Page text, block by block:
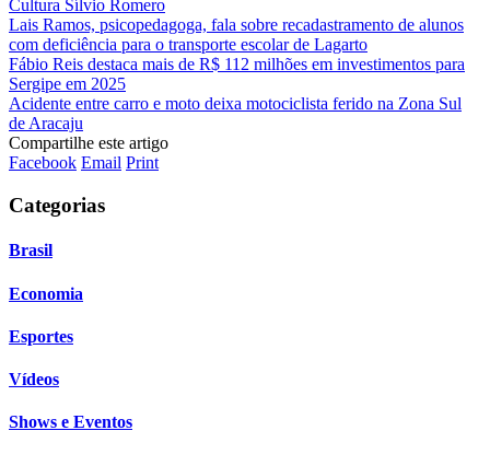
Cultura Sílvio Romero
Lais Ramos, psicopedagoga, fala sobre recadastramento de alunos
com deficiência para o transporte escolar de Lagarto
Fábio Reis destaca mais de R$ 112 milhões em investimentos para
Sergipe em 2025
Acidente entre carro e moto deixa motociclista ferido na Zona Sul
de Aracaju
Compartilhe este artigo
Facebook Email Print
Categorias
Brasil
Economia
Esportes
Vídeos
Shows e Eventos